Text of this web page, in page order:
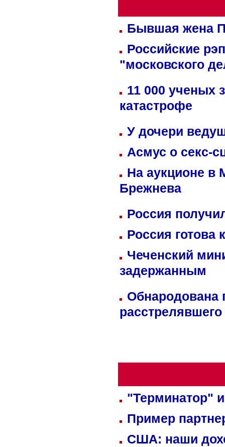
Бывшая жена
Российские
"московского
11 000 ученых
катастрофе
У дочери
Асмус о секс-
На аукционе в
Брежнева
Россия
Россия готова
Чеченский
задержанным
Обнародована
"Терминатор"
Пример
США: наши